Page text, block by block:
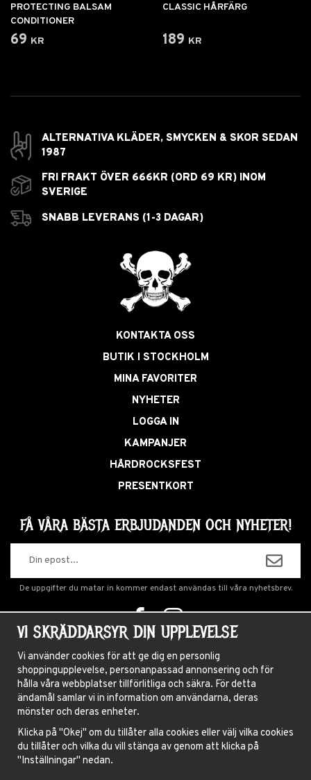
PROTECTING BALSAM
CONDITIONER
69 kr
CLASSIC HÅRFÄRG
189 kr
ALTERNATIVA KLÄDER, SMYCKEN & SKOR SEDAN
1987
FRI FRAKT ÖVER 666KR (ORD 69 KR) INOM
SVERIGE
SNABB LEVERANS (1-3 DAGAR)
KONTAKTA OSS
BUTIK I STOCKHOLM
MINA FAVORITER
NYHETER
LOGGA IN
KAMPANJER
HÅRDROCKSFEST
PRESENTKORT
FÅ VÅRA BÄSTA ERBJUDANDEN OCH NYHETER!
De uppgifter du matar in kommer endast användas till våra nyhetsbrev.
OM OSS
NYHETSBREV
OM COOKIES
FRÅGOR OCH SVAR
HÅRFÄRGNINGSGUIDE
INSTRUKTIONER LINSER
VI SKRÄDDARSYR DIN UPPLEVELSE
Vi använder cookies för att ge dig en personlig
shoppingupplevelse, personanpassad annonsering och för
hålla våra webbplatser tillförlitliga och säkra. För detta
ändamål samlar vi in information om användarna, deras
mönster och deras enheter.
Klicka på "Okej" om du tillåter alla cookies eller välj vilka cookies
du tillåter och vilka du vill stänga av genom att klicka på
"Inställningar" nedan.